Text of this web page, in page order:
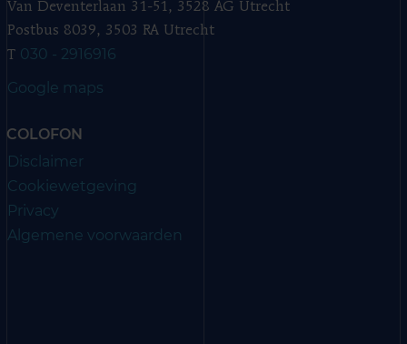
Van Deventerlaan 31-51, 3528 AG Utrecht
Postbus 8039, 3503 RA Utrecht
T 030 - 2916916
Google maps
COLOFON
Disclaimer
Cookiewetgeving
Privacy
Algemene voorwaarden